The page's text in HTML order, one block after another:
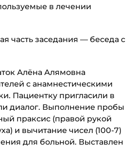
в лечении
часть заседания — беседа с
Алёна Алямовна
с анамнестическими
Пациентку пригласили в
диалог. Выполнение пробы
праксис (правой рукой
и вычитание чисел (100-7)
для больной. Выставлен